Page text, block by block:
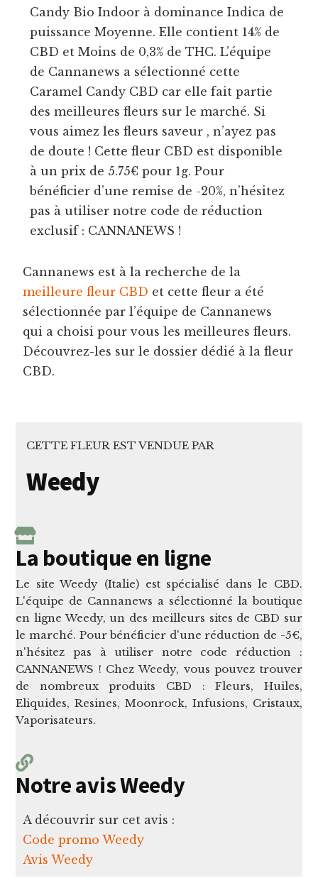
Candy Bio Indoor à dominance Indica de
puissance Moyenne. Elle contient 14% de
CBD et Moins de 0,3% de THC. L’équipe
de Cannanews a sélectionné cette
Caramel Candy CBD car elle fait partie
des meilleures fleurs sur le marché. Si
vous aimez les fleurs saveur , n’ayez pas
de doute ! Cette fleur CBD est disponible
à un prix de 5.75€ pour 1g. Pour
bénéficier d’une remise de -20%, n’hésitez
pas à utiliser notre code de réduction
exclusif : CANNANEWS !
Cannanews est à la recherche de la
meilleure fleur CBD et cette fleur a été
sélectionnée par l’équipe de Cannanews
qui a choisi pour vous les meilleures fleurs.
Découvrez-les sur le dossier dédié à la fleur
CBD.
CETTE FLEUR EST VENDUE PAR
Weedy
La boutique en ligne
Le site Weedy (Italie) est spécialisé dans le CBD.
L'équipe de Cannanews a sélectionné la boutique
en ligne Weedy, un des meilleurs sites de CBD sur
le marché. Pour bénéficier d'une réduction de -5€,
n'hésitez pas à utiliser notre code réduction :
CANNANEWS ! Chez Weedy, vous pouvez trouver
de nombreux produits CBD : Fleurs, Huiles,
Eliquides, Resines, Moonrock, Infusions, Cristaux,
Vaporisateurs.
Notre avis Weedy
A découvrir sur cet avis :
Code promo Weedy
Avis Weedy